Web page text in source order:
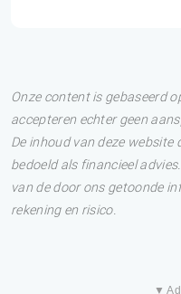
Onze content is gebaseerd
accepteren echter geen
De inhoud van deze
bedoeld als financieel
van de door ons getoonde
rekening en risico.
▼